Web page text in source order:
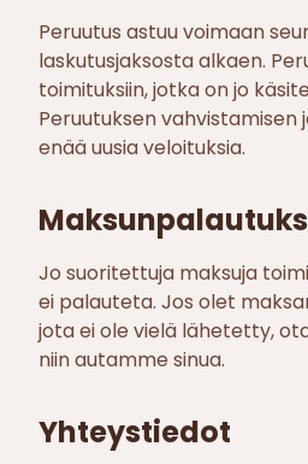
Peruutus astuu voimaan
laskutusjaksosta alkaen.
toimituksiin, jotka on jo
Peruutuksen vahvistamisen
enää uusia veloituksia.
Jo suoritettuja maksuja
ei palauteta. Jos olet
jota ei ole vielä lähetetty,
niin autamme sinua.
Yhteystiedot